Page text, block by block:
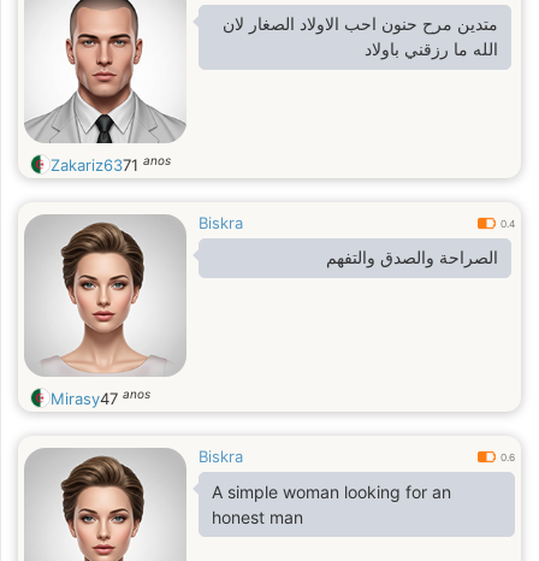
متدين مرح حنون احب الاولاد الصغار لان
الله ما رزقني باولاد
Zakariz6371 anos
Biskra 0.4
الصراحة والصدق والتفهم
Mirasy47 anos
Biskra 0.6
A simple woman looking for an
honest man